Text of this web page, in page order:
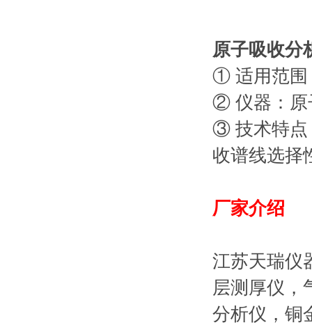
原子吸收分
① 适用范围
② 仪器：原
③ 技术特点
收谱线选择
厂家介绍
江苏天瑞仪
层测厚仪，
分析仪，铜